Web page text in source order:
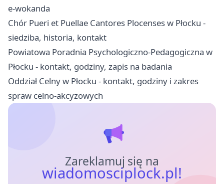
e-wokanda
Chór Pueri et Puellae Cantores Plocenses w Płocku -
siedziba, historia, kontakt
Powiatowa Poradnia Psychologiczno-Pedagogiczna w
Płocku - kontakt, godziny, zapis na badania
Oddział Celny w Płocku - kontakt, godziny i zakres
spraw celno-akcyzowych
Zareklamuj się na
wiadomosciplock.pl!